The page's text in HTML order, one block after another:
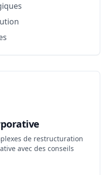
de restructuration
avec des conseils